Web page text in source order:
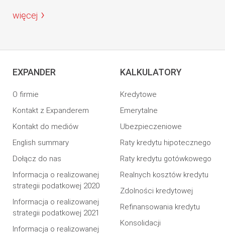
więcej
EXPANDER
O firmie
Kontakt z Expanderem
Kontakt do mediów
English summary
Dołącz do nas
Informacja o realizowanej
strategii podatkowej 2020
Informacja o realizowanej
strategii podatkowej 2021
Informacja o realizowanej
KALKULATORY
Kredytowe
Emerytalne
Ubezpieczeniowe
Raty kredytu hipotecznego
Raty kredytu gotówkowego
Realnych kosztów kredytu
Zdolności kredytowej
Refinansowania kredytu
Konsolidacji